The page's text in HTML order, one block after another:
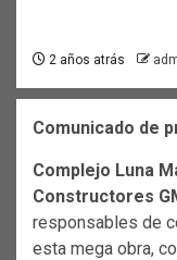
2 años atrás
Comunicado de
Complejo Luna
Constructores
responsables de
esta mega obra,